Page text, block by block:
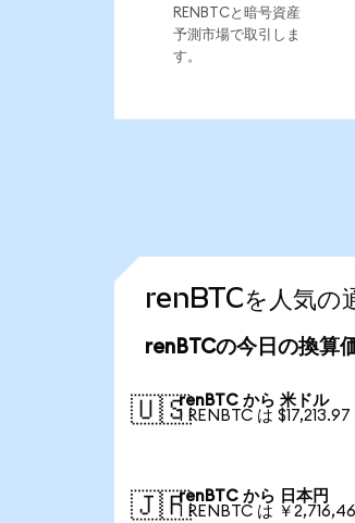
RENBTCと暗号資産
予測市場で取引しま
す。
renBTCを人気の
renBTCの今日の換算
🇺🇸renBTC から 米ドル
1 RENBTC は
🇯🇵renBTC から 日本円
1 RENBTC は ￥